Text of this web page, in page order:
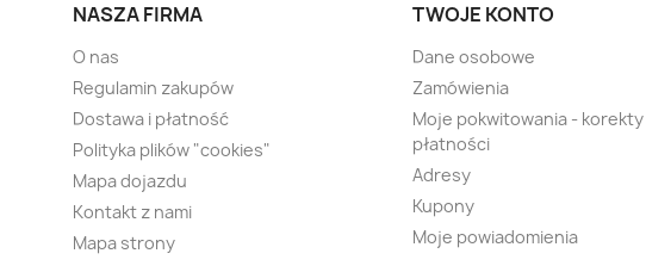
NASZA FIRMA
O nas
Regulamin zakupów
Dostawa i płatność
Polityka plików "cookies"
Mapa dojazdu
Kontakt z nami
Mapa strony
TWOJE KONTO
Dane osobowe
Zamówienia
Moje pokwitowania - korekty
płatności
Adresy
Kupony
Moje powiadomienia